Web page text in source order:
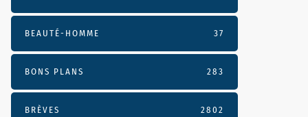
BEAUTÉ-HOMME 37
BONS PLANS 283
BRÈVES 2802